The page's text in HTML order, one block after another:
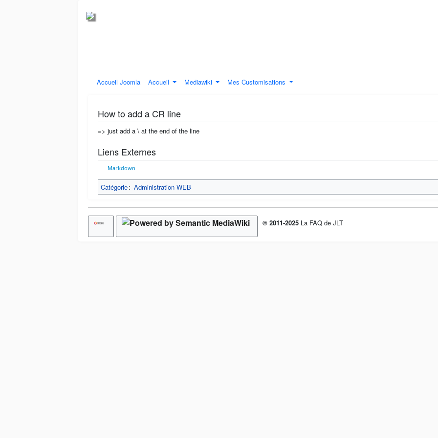
Accueil Joomla Accueil Mediawiki Mes Customisations
How to add a CR line
=> just add a \ at the end of the line
Liens Externes
Markdown
Catégorie: Administration WEB
© 2011-2025 La FAQ de JLT